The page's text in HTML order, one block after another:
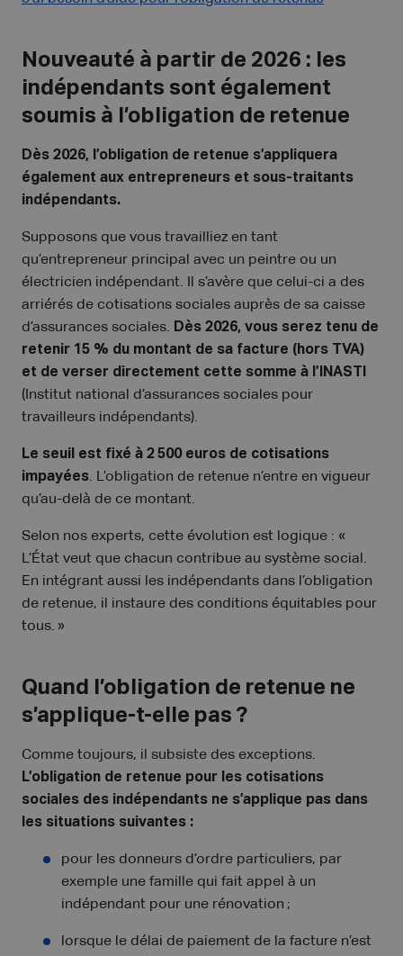
Nouveauté à partir de 2026 : les
indépendants sont également
soumis à l’obligation de retenue
Dès 2026, l’obligation de retenue s’appliquera
également aux entrepreneurs et sous-traitants
indépendants.
Supposons que vous travailliez en tant
qu’entrepreneur principal avec un peintre ou un
électricien indépendant. Il s’avère que celui-ci a des
arriérés de cotisations sociales auprès de sa caisse
d’assurances sociales. Dès 2026, vous serez tenu de
retenir 15 % du montant de sa facture (hors TVA)
et de verser directement cette somme à l’INASTI
(Institut national d’assurances sociales pour
travailleurs indépendants).
Le seuil est fixé à 2 500 euros de cotisations
impayées. L’obligation de retenue n’entre en vigueur
qu’au-delà de ce montant.
Selon nos experts, cette évolution est logique : «
L’État veut que chacun contribue au système social.
En intégrant aussi les indépendants dans l’obligation
de retenue, il instaure des conditions équitables pour
tous. »
Quand l’obligation de retenue ne
s’applique-t-elle pas ?
Comme toujours, il subsiste des exceptions.
L’obligation de retenue pour les cotisations
sociales des indépendants ne s’applique pas dans
les situations suivantes :
pour les donneurs d’ordre particuliers, par
exemple une famille qui fait appel à un
indépendant pour une rénovation ;
lorsque le délai de paiement de la facture n’est